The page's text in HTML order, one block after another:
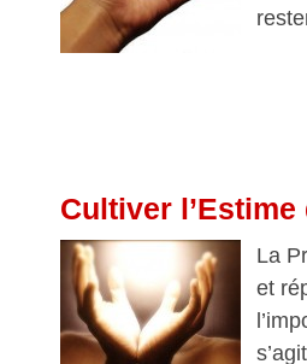
Cultiver
La
et